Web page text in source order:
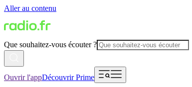
Aller au contenu
Que souhaitez-vous écouter ?
Ouvrir l'appDécouvrir Prime